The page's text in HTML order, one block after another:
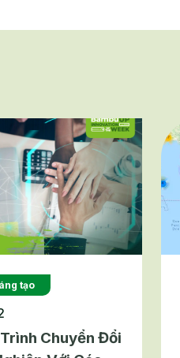
tạo
Chuyển Đổi